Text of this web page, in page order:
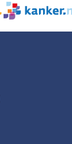
We
zijn